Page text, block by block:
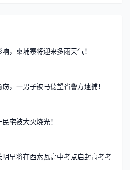
，柬埔寨将迎来多雨天气！
，一男子被马德望省警方逮捕！
宅被大火烧光！
明早将在西索瓦高中考点启封高考考